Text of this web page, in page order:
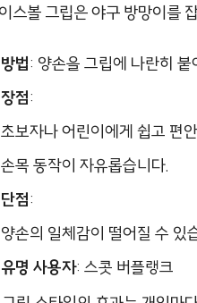
스볼 그립은 야구 방망이를
방법: 양손을 그립에 나란히 붙
장점:
초보자나 어린이에게 쉽고 편
손목 동작이 자유롭습니다.
단점:
양손의 일체감이 떨어질 수 있
유명 사용자: 스콧 버플랭크